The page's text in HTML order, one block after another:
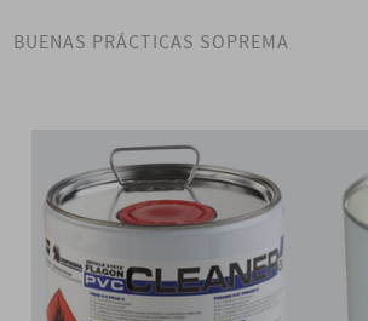
BUENAS PRÁCTICAS SOPREMA